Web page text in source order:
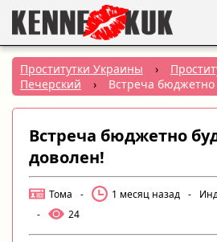
Вход
Города:
Проститутки Украины ›
Печерский
› Встреча
Встреча бюджетно
доволен!
Тома - 1 месяц назад -
-
24